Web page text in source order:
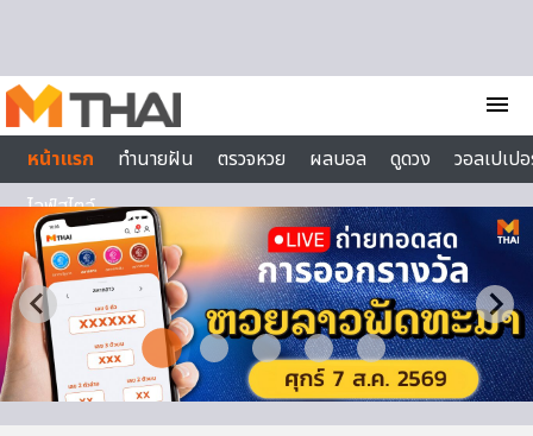
menu
หน้าแรก
ทำนายฝัน ตรวจหวย ผลบอล ดูดวง
วอลเปเป
ไลฟ์สไตล์